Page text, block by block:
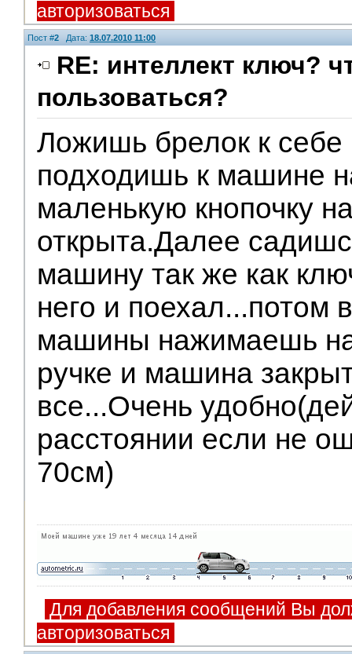
авторизоваться
Пост #2 Дата: 18.07.2010 11:00
RE: интеллект ключ?
пользоваться?
Ложишь брелок к себе
подходишь к машине
маленькую кнопочку
открыта.Далее
машину так же как
него и поехал...потом
машины нажимаешь на
ручке и машина
все...Очень
расстоянии если не
70см)
Для добавления сообщений Вы
авторизоваться